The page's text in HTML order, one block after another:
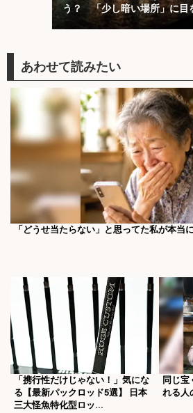
う？ 「少し暗い場所」に目
「どうせ当たらない」と思ってた私が本当
「携行性だけじゃない！」気にな
る【最新パックロッド5選】 日本
三大怪魚特化型ロッ...
同じ宝
れる人